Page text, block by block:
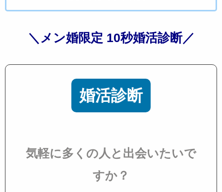
＼メン婚限定 10秒婚活診断／
婚活診断
気軽に多くの人と出会いたいで
すか？